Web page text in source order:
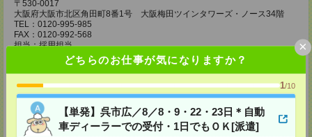
どちらのお仕事が気になりますか？
1/10
【単発】呉市広／8／8・9・22・23日＊自動
車ディーラーでの受付・1日でもＯＫ[派遣]
×
〒530-0017
大阪府大阪市北区角田町8番1号 大阪梅田ツインタワーズ・ノース34階
TEL：0120-995-985
FAX：0120-992-568
担当：採用担当
神戸営業所
兵庫県神戸市中央区東川崎町1丁目3番3号 神戸ハーバーランドセンタービ
ル18階
TEL：0120-995-984
FAX：0120-709-785
担当：採用担当